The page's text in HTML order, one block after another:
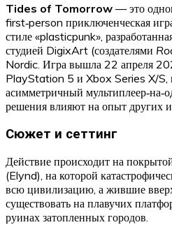
Tides of Tomorrow — это
first‑person приключенческая
стиле «plasticpunk»,
студией DigixArt (создателями
Nordic. Игра вышла 22 апреля
PlayStation 5 и Xbox Series X/S,
асимметричный
решения влияют на опыт других
Сюжет и сеттинг
Действие происходит на
(Elynd), на которой
всю цивилизацию, а жившие
существовать на плавучих
руинах затопленных городов.